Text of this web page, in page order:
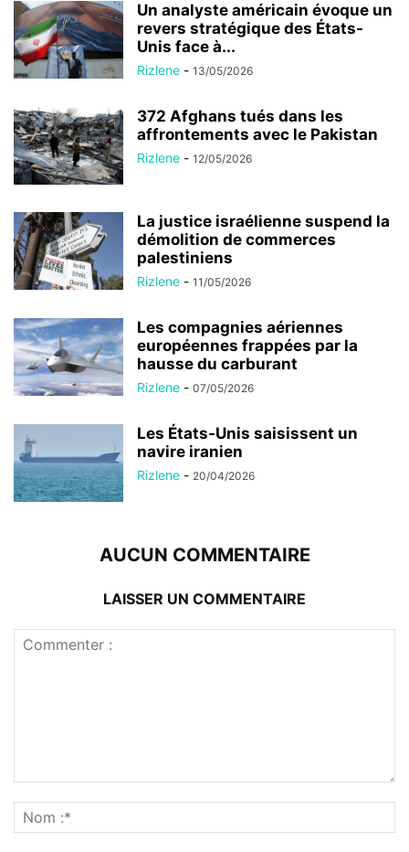
Un analyste américain évoque un
revers stratégique des États-
Unis face à...
Rizlene - 13/05/2026
372 Afghans tués dans les
affrontements avec le Pakistan
Rizlene - 12/05/2026
La justice israélienne suspend la
démolition de commerces
palestiniens
Rizlene - 11/05/2026
Les compagnies aériennes
européennes frappées par la
hausse du carburant
Rizlene - 07/05/2026
Les États-Unis saisissent un
navire iranien
Rizlene - 20/04/2026
AUCUN COMMENTAIRE
LAISSER UN COMMENTAIRE